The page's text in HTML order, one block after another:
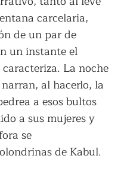
carcelaria,
de un par de
un instante el
La noche
al hacerlo, la
a esos bultos
a sus mujeres y
se
de Kabul.